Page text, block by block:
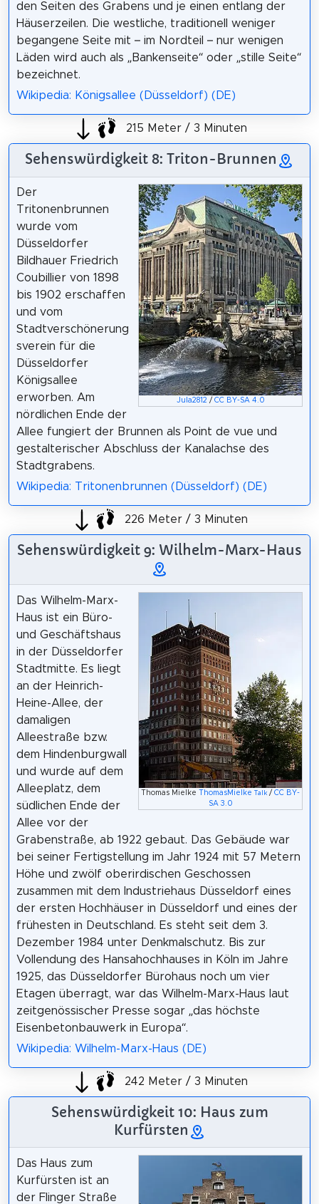
den Seiten des Grabens und je einen entlang der
Häuserzeilen. Die westliche, traditionell weniger
begangene Seite mit – im Nordteil – nur wenigen
Läden wird auch als „Bankenseite“ oder „stille Seite“
bezeichnet.
Wikipedia: Königsallee (Düsseldorf) (DE)
215 Meter / 3 Minuten
Sehenswürdigkeit 8: Triton-Brunnen
Jula2812 / CC BY-SA 4.0
Der
Tritonenbrunnen
wurde vom
Düsseldorfer
Bildhauer Friedrich
Coubillier von 1898
bis 1902 erschaffen
und vom
Stadtverschönerung
sverein für die
Düsseldorfer
Königsallee
erworben. Am
nördlichen Ende der
Allee fungiert der Brunnen als Point de vue und
gestalterischer Abschluss der Kanalachse des
Stadtgrabens.
Wikipedia: Tritonenbrunnen (Düsseldorf) (DE)
226 Meter / 3 Minuten
Sehenswürdigkeit 9: Wilhelm-Marx-Haus
Thomas Mielke ThomasMielke Talk /CC BY-
SA 3.0
Das Wilhelm-Marx-
Haus ist ein Büro-
und Geschäftshaus
in der Düsseldorfer
Stadtmitte. Es liegt
an der Heinrich-
Heine-Allee, der
damaligen
Alleestraße bzw.
dem Hindenburgwall
und wurde auf dem
Alleeplatz, dem
südlichen Ende der
Allee vor der
Grabenstraße, ab 1922 gebaut. Das Gebäude war
bei seiner Fertigstellung im Jahr 1924 mit 57 Metern
Höhe und zwölf oberirdischen Geschossen
zusammen mit dem Industriehaus Düsseldorf eines
der ersten Hochhäuser in Düsseldorf und eines der
frühesten in Deutschland. Es steht seit dem 3.
Dezember 1984 unter Denkmalschutz. Bis zur
Vollendung des Hansahochhauses in Köln im Jahre
1925, das Düsseldorfer Bürohaus noch um vier
Etagen überragt, war das Wilhelm-Marx-Haus laut
zeitgenössischer Presse sogar „das höchste
Eisenbetonbauwerk in Europa“.
Wikipedia: Wilhelm-Marx-Haus (DE)
242 Meter / 3 Minuten
Sehenswürdigkeit 10: Haus zum
Kurfürsten
Das Haus zum
Kurfürsten ist an
der Flinger Straße